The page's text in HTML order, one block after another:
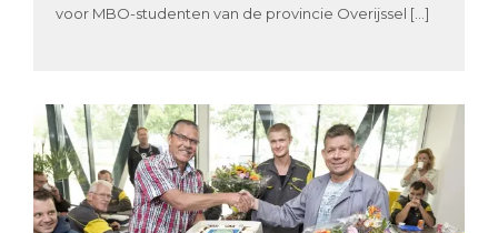
voor MBO-studenten van de provincie Overijssel […]